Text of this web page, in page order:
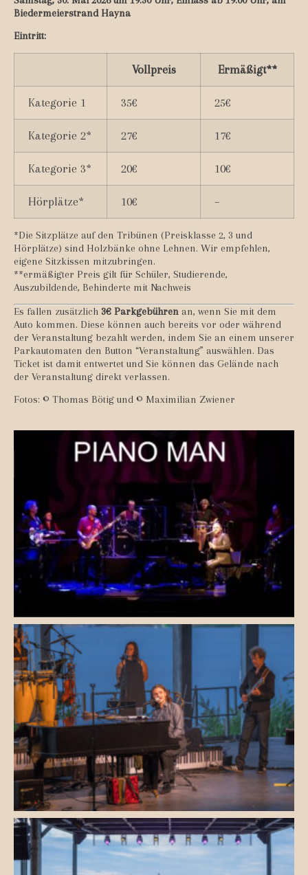
Biedermeierstrand Hayna
Eintritt:
Vollpreis Ermäßigt**
Kategorie 1 35€ 25€
Kategorie 2* 27€ 17€
Kategorie 3* 20€ 10€
Hörplätze* 10€ –
*Die Sitzplätze auf den Tribünen (Preisklasse 2, 3 und
Hörplätze) sind Holzbänke ohne Lehnen. Wir empfehlen,
eigene Sitzkissen mitzubringen.
**ermäßigter Preis gilt für Schüler, Studierende,
Auszubildende, Behinderte mit Nachweis
Es fallen zusätzlich 3€ Parkgebühren an, wenn Sie mit dem
Auto kommen. Diese können auch bereits vor oder während
der Veranstaltung bezahlt werden, indem Sie an einem unserer
Parkautomaten den Button “Veranstaltung” auswählen. Das
Ticket ist damit entwertet und Sie können das Gelände nach
der Veranstaltung direkt verlassen.
Fotos: © Thomas Bötig und © Maximilian Zwiener